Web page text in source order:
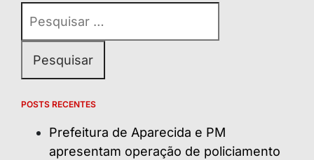
por:
POSTS RECENTES
Prefeitura de Aparecida e PM
apresentam operação de policiamento